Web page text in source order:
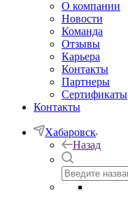
О компании
Новости
Команда
Отзывы
Карьера
Контакты
Партнеры
Сертификаты
Контакты
Хабаровск
Назад